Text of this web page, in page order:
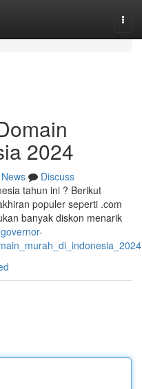
2024
News
Discuss
tahun ini ? Berikut
populer seperti .com
banyak diskon menarik